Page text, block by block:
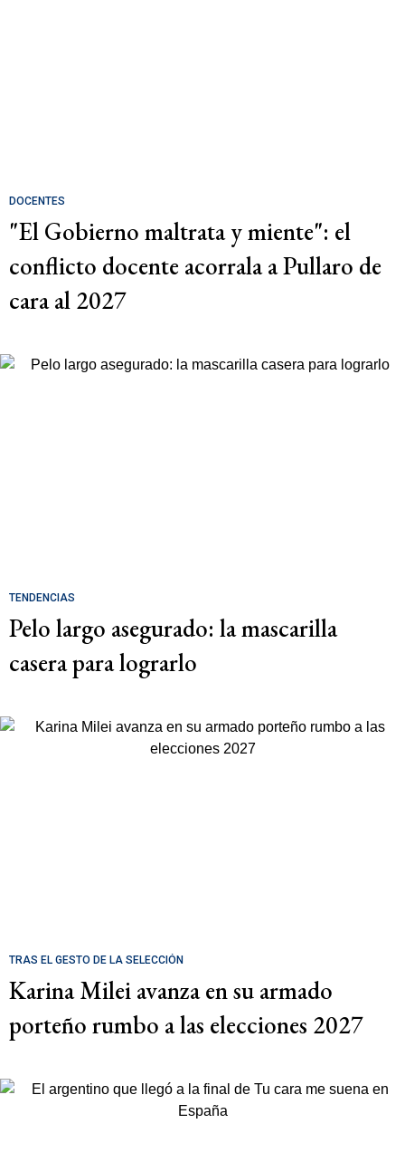
DOCENTES
"El Gobierno maltrata y miente": el
conflicto docente acorrala a Pullaro de
cara al 2027
TENDENCIAS
Pelo largo asegurado: la mascarilla
casera para lograrlo
TRAS EL GESTO DE LA SELECCIÓN
Karina Milei avanza en su armado
porteño rumbo a las elecciones 2027